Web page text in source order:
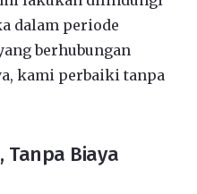
dalam periode
berhubungan
kami perbaiki tanpa
Tanpa Biaya